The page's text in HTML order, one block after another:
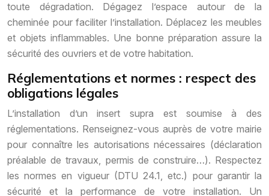
toute dégradation. Dégagez l’espace autour de la
cheminée pour faciliter l’installation. Déplacez les meubles
et objets inflammables. Une bonne préparation assure la
sécurité des ouvriers et de votre habitation.
Réglementations et normes : respect des
obligations légales
L’installation d’un insert supra est soumise à des
réglementations. Renseignez-vous auprès de votre mairie
pour connaître les autorisations nécessaires (déclaration
préalable de travaux, permis de construire…). Respectez
les normes en vigueur (DTU 24.1, etc.) pour garantir la
sécurité et la performance de votre installation. Un